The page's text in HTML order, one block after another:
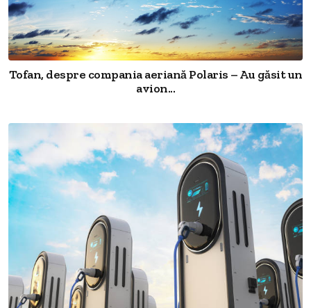
Tofan, despre compania aeriană Polaris – Au găsit un
avion...